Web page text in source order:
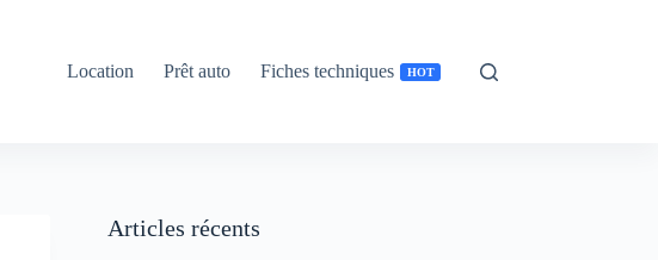
Location Prêt auto Fiches techniques HOT
Articles récents